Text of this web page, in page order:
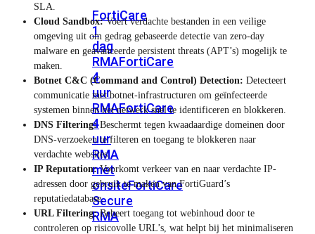
FortiCare
1
dag
RMAFortiCare
4
uur
RMAFortiCare
4
uur
RMA
met
onsiteFortiCare
Secure
RMA
SLA.
Cloud Sandbox:Voert verdachte bestanden in een veilige
omgeving uit om gedrag gebaseerde detectie van zero-day
malware en geavanceerde persistent threats (APT’s) mogelijk te
maken.
Botnet C&C (Command and Control) Detection: Detecteert
communicatie met botnet-infrastructuren om geïnfecteerde
systemen binnen het netwerk snel te identificeren en blokkeren.
DNS Filtering:Beschermt tegen kwaadaardige domeinen door
DNS-verzoeken te filteren en toegang te blokkeren naar
verdachte websites.
IP Reputation:Voorkomt verkeer van en naar verdachte IP-
adressen door gebruik te maken van FortiGuard’s
reputatiedatabase.
URL Filtering:Beheert toegang tot webinhoud door te
controleren op risicovolle URL’s, wat helpt bij het minimaliseren